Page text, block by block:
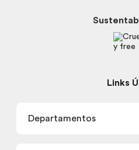
Links
Departamentos